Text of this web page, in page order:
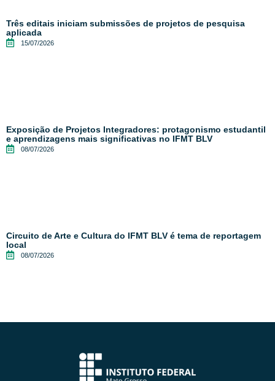
Três editais iniciam submissões de projetos de pesquisa
aplicada
15/07/2026
Exposição de Projetos Integradores: protagonismo estudantil
e aprendizagens mais significativas no IFMT BLV
08/07/2026
Circuito de Arte e Cultura do IFMT BLV é tema de reportagem
local
08/07/2026